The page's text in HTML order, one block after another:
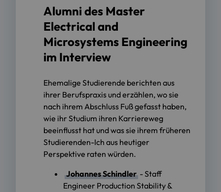
Alumni des Master
Electrical and
Microsystems Engineering
im Interview
Ehemalige Studierende berichten aus
ihrer Berufspraxis und erzählen, wo sie
nach ihrem Abschluss Fuß gefasst haben,
wie ihr Studium ihren Karriereweg
beeinflusst hat und was sie ihrem früheren
Studierenden-Ich aus heutiger
Perspektive raten würden.
Johannes Schindler - Staff
Engineer Production Stability &